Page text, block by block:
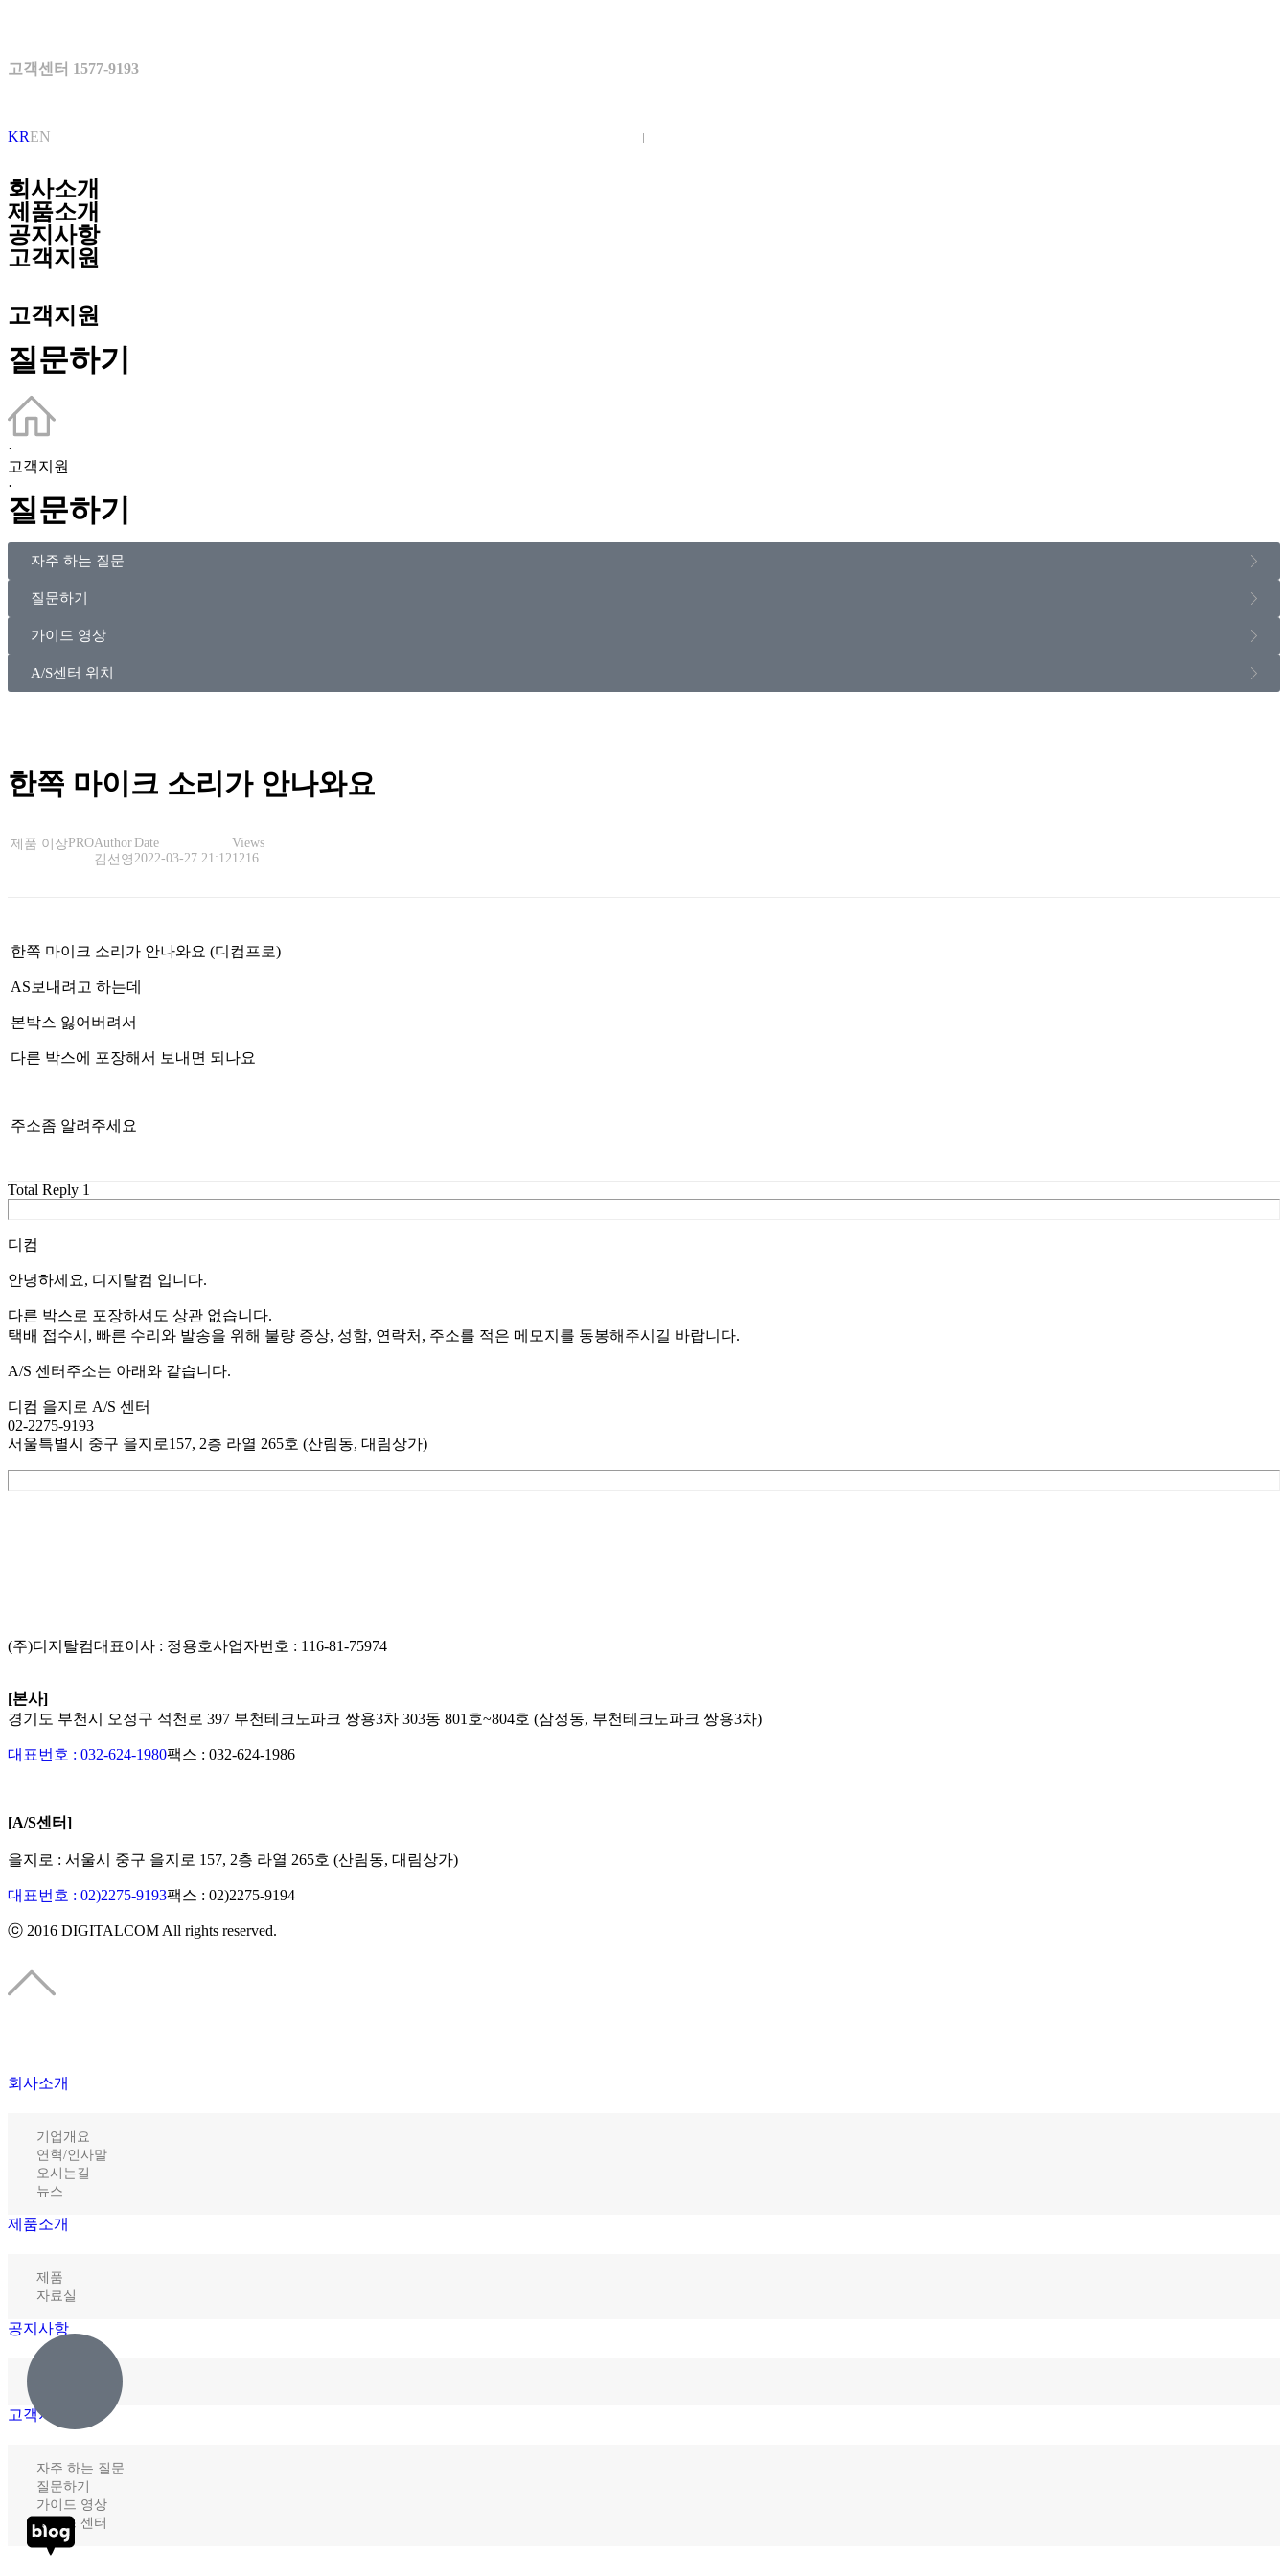
고객센터 1577-9193
KREN
회사소개
제품소개
공지사항
고객지원
고객지원
질문하기
·
고객지원
·
질문하기
자주 하는 질문
질문하기
가이드 영상
A/S센터 위치
한쪽 마이크 소리가 안나와요
제품 이상PROAuthor
김선영
Date
2022-03-27 21:12
Views
1216
한쪽 마이크 소리가 안나와요 (디컴프로)
AS보내려고 하는데
본박스 잃어버려서
다른 박스에 포장해서 보내면 되나요
주소좀 알려주세요
Total Reply 1
디컴
안녕하세요, 디지탈컴 입니다.
다른 박스로 포장하셔도 상관 없습니다.
택배 접수시, 빠른 수리와 발송을 위해 불량 증상, 성함, 연락처, 주소를 적은 메모지를 동봉해주시길 바랍니다.
A/S 센터주소는 아래와 같습니다.
디컴 을지로 A/S 센터
02-2275-9193
서울특별시 중구 을지로157, 2층 라열 265호 (산림동, 대림상가)
(주)디지탈컴대표이사 : 정용호사업자번호 : 116-81-75974
[본사]
경기도 부천시 오정구 석천로 397 부천테크노파크 쌍용3차 303동 801호~804호 (삼정동, 부천테크노파크 쌍용3차)
대표번호 : 032-624-1980팩스 : 032-624-1986
[A/S센터]
을지로 : 서울시 중구 을지로 157, 2층 라열 265호 (산림동, 대림상가)
대표번호 : 02)2275-9193팩스 : 02)2275-9194​
ⓒ 2016 DIGITALCOM All rights reserved.
회사소개
기업개요
연혁/인사말
오시는길
뉴스
제품소개
제품
자료실
공지사항
고객지원
자주 하는 질문
질문하기
가이드 영상
서비스 센터